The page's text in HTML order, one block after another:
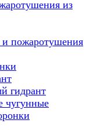
из
и пожаротушения
гидрант
чугунные